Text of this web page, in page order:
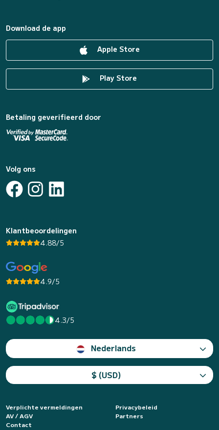
Download de app
Apple Store
Play Store
Betaling geverifieerd door
Volg ons
Klantbeoordelingen
4.88/5
4.9/5
4.3/5
Nederlands
$ (USD)
Verplichte vermeldingen
Privacybeleid
AV / AGV
Partners
Contact